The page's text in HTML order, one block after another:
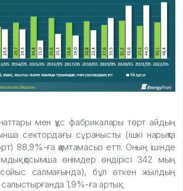
мен құс фабрикалары төрт айдың
сектордағы сұранысты (ішкі нарықта
88,9%-ға қамтамасыз етті. Оның ішінде
қосымша өнімдер өндірісі 342 мың
салмағында), бұл өткен жылдың
1,9%-ға артық.